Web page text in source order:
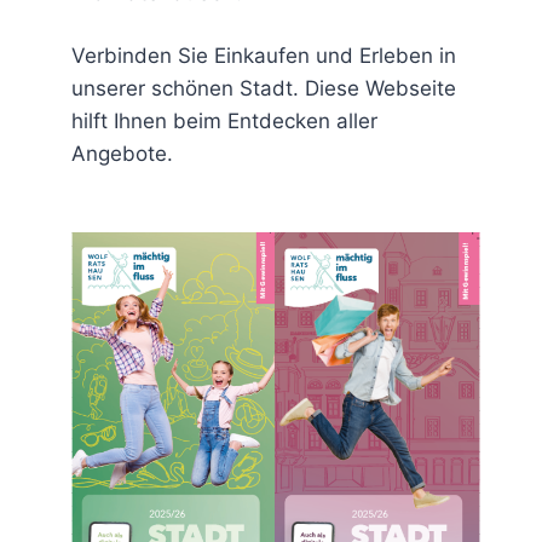
Verbinden Sie Einkaufen und Erleben in
unserer schönen Stadt. Diese Webseite
hilft Ihnen beim Entdecken aller
Angebote.